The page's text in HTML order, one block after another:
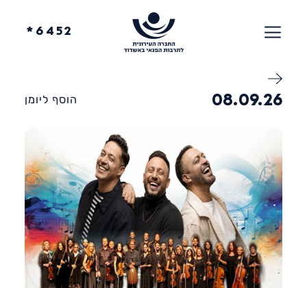
6452*
הוסף ליומן 08.09.26